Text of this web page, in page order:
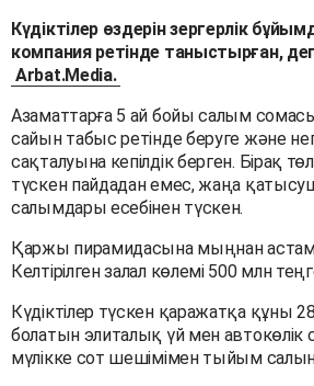
Күдіктілер өздерін зергерлік
компания ретінде таныстырған,
Arbat.Media.
Азаматтарға 5 ай бойы салым
сайын табыс ретінде беруге және
сақталуына кепілдік берген. Бірақ
түскен пайдадан емес, жаңа
салымдары есебінен түскен.
Қаржы пирамидасына мыңнан астам
Келтірілген залал көлемі 500 млн
Күдіктілер түскен қаражатқа құны
болатын элиталық үй мен автокөлік
мүлікке сот шешімімен тыйым